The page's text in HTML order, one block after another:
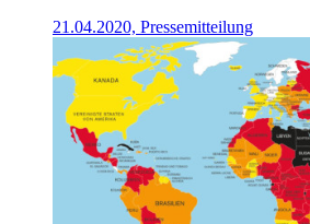
21.04.2020, Pressemitteilung